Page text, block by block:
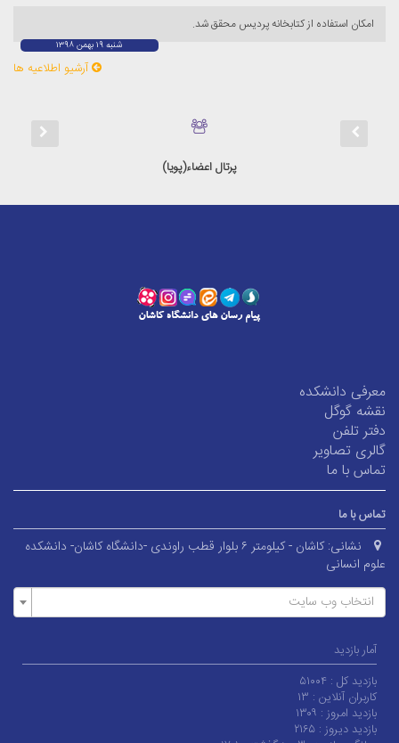
امکان استفاده از کتابخانه پردیس محقق شد.
شنبه ۱۹ بهمن ۱۳۹۸
آرشیو اطلاعیه ها
پرتال اعضاء(پویا)
معرفی دانشکده
نقشه گوگل
دفتر تلفن
گالری تصاویر
تماس با ما
تماس با ما
نشانی:
کاشان - کیلومتر ۶ بلوار قطب راوندی -دانشگاه کاشان- دانشکده
علوم انسانی
انتخاب وب سایت
آمار بازدید
بازدید کل : ۵۱۰۰۴
کاربران آنلاین : ۱۳
بازدید امروز : ۱۳۰۹
بازدید دیروز : ۲۱۶۵